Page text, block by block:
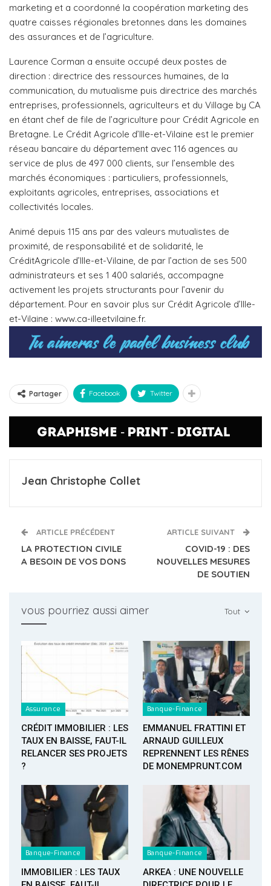
marketing et a coordonné la coopération marketing des
quatre caisses régionales bretonnes dans les domaines
des assurances et de l’agriculture.
Laurence Corman a ensuite occupé deux postes de
direction : directrice des ressources humaines, de la
communication, du mutualisme puis directrice des marchés
entreprises, professionnels, agriculteurs et du Village by CA
en étant chef de file de l’agriculture pour Crédit Agricole en
Bretagne. Le Crédit Agricole d’Ille-et-Vilaine est le premier
réseau bancaire du département avec 116 agences au
service de plus de 497 000 clients, sur l’ensemble des
marchés économiques : particuliers, professionnels,
exploitants agricoles, entreprises, associations et
collectivités locales.
Animé depuis 115 ans par des valeurs mutualistes de
proximité, de responsabilité et de solidarité, le
CréditAgricole d’Ille-et-Vilaine, de par l’action de ses 500
administrateurs et ses 1 400 salariés, accompagne
activement les projets structurants pour l’avenir du
département. Pour en savoir plus sur Crédit Agricole d’Ille-
et-Vilaine : www.ca-illeetvilaine.fr.
Partager Facebook Twitter
Jean Christophe Collet
ARTICLE PRÉCÉDENT
LA PROTECTION CIVILE
A BESOIN DE VOS DONS
ARTICLE SUIVANT
COVID-19 : DES
NOUVELLES MESURES
DE SOUTIEN
Tout
vous pourriez aussi aimer
Assurance
CRÉDIT IMMOBILIER : LES
TAUX EN BAISSE, FAUT-IL
RELANCER SES PROJETS
?
Banque-Finance
EMMANUEL FRATTINI ET
ARNAUD GUILLEUX
REPRENNENT LES RÊNES
DE MONEMPRUNT.COM
Banque-Finance
IMMOBILIER : LES TAUX
Banque-Finance
ARKEA : UNE NOUVELLE